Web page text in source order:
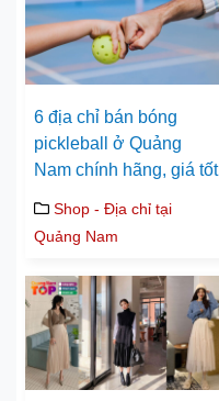
6 địa chỉ bán bóng
pickleball ở Quảng
Nam chính hãng, giá tốt
Shop - Địa chỉ tại
Quảng Nam